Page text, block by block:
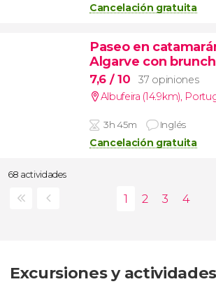
Cancelación gratuita
Paseo en
Algarve con brunch
7,6 / 10
37 opiniones
Albufeira (14.9km),
3h 45m Inglés
Cancelación gratuita
68 actividades
Excursiones y